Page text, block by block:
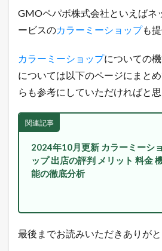
の
イ
で
ガ
れ
C
論
」
ー
中
GMOペパボ株式会社といえばネ
ービスのカラーミーショップも
カラーミーショップについての
については以下のページにまと
らも参考にしていただければと思
関連記事
2024年10月更新 カラーミーショ
ップ 出店の評判 メリット 料金
能の徹底分析
最後までお読みいただきありがと